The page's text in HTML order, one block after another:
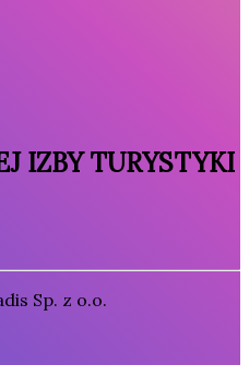
IZBY TURYSTYKI
Sp. z o.o.